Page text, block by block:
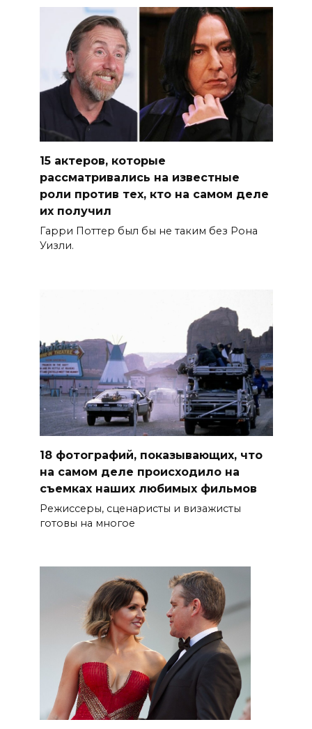
15 актеров, которые
рассматривались на известные
роли против тех, кто на самом деле
их получил
Гарри Поттер был бы не таким без Рона
Уизли.
18 фотографий, показывающих, что
на самом деле происходило на
съемках наших любимых фильмов
Режиссеры, сценаристы и визажисты
готовы на многое